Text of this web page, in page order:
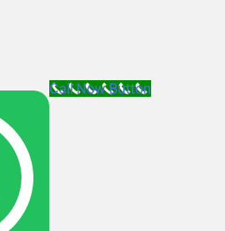
Call Now Button